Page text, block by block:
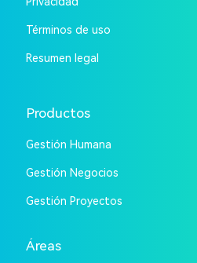
Términos de uso
Resumen legal
Productos
Gestión Humana
Gestión Negocios
Gestión Proyectos
Áreas